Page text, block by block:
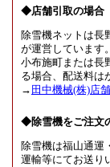
◆店舗引取の場合
除雪機ネットは長
が運営しています
小布施町または長
る場合、配送料は
→ 田中機械(株)店
◆除雪機をご注文
除雪機は福山通運
運輸等にてお送り